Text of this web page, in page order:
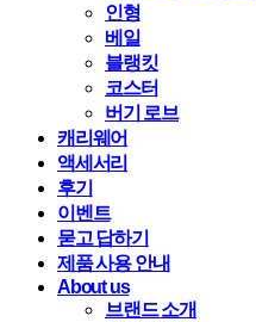
인형
베일
블랭킷
코스터
버기 로브
캐리웨어
액세서리
후기
이벤트
묻고 답하기
제품 사용 안내
About us
브랜드 소개